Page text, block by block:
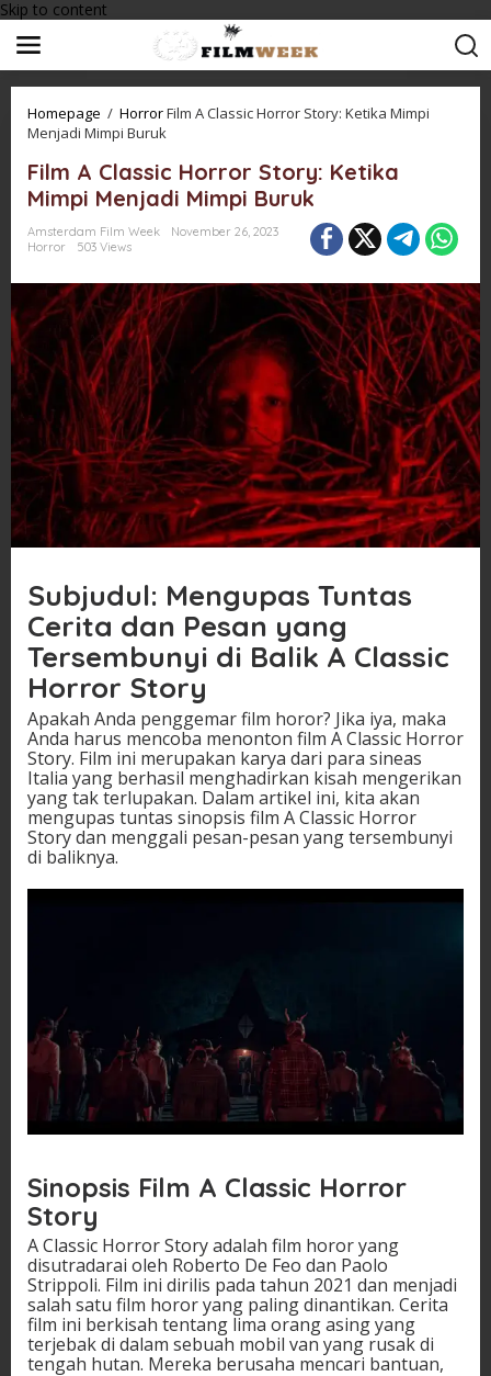
Skip to content
Homepage / HorrorFilm A Classic Horror Story: Ketika Mimpi
Menjadi Mimpi Buruk
Film A Classic Horror Story: Ketika
Mimpi Menjadi Mimpi Buruk
Amsterdam Film Week
November 26, 2023
Horror
503 Views
Subjudul: Mengupas Tuntas
Cerita dan Pesan yang
Tersembunyi di Balik A Classic
Horror Story
Apakah Anda penggemar film horor? Jika iya, maka
Anda harus mencoba menonton film A Classic Horror
Story. Film ini merupakan karya dari para sineas
Italia yang berhasil menghadirkan kisah mengerikan
yang tak terlupakan. Dalam artikel ini, kita akan
mengupas tuntas sinopsis film A Classic Horror
Story dan menggali pesan-pesan yang tersembunyi
di baliknya.
Sinopsis Film A Classic Horror
Story
A Classic Horror Story adalah film horor yang
disutradarai oleh Roberto De Feo dan Paolo
Strippoli. Film ini dirilis pada tahun 2021 dan menjadi
salah satu film horor yang paling dinantikan. Cerita
film ini berkisah tentang lima orang asing yang
terjebak di dalam sebuah mobil van yang rusak di
tengah hutan. Mereka berusaha mencari bantuan,